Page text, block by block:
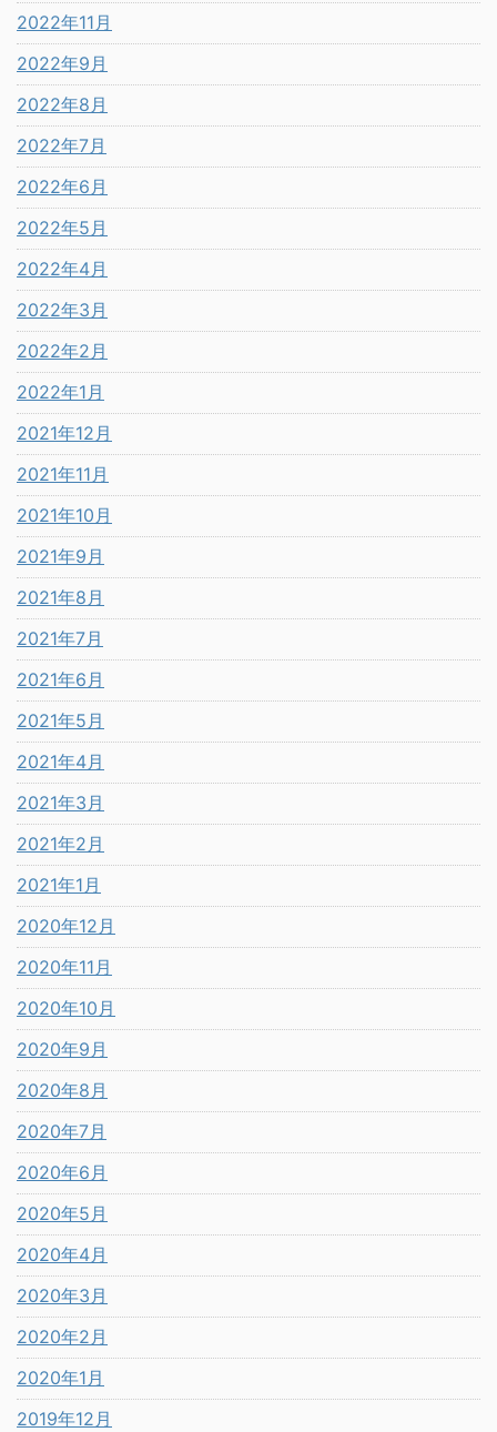
2022年11月
2022年9月
2022年8月
2022年7月
2022年6月
2022年5月
2022年4月
2022年3月
2022年2月
2022年1月
2021年12月
2021年11月
2021年10月
2021年9月
2021年8月
2021年7月
2021年6月
2021年5月
2021年4月
2021年3月
2021年2月
2021年1月
2020年12月
2020年11月
2020年10月
2020年9月
2020年8月
2020年7月
2020年6月
2020年5月
2020年4月
2020年3月
2020年2月
2020年1月
2019年12月